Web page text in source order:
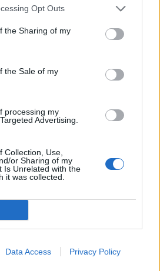
Opt Outs
the Sharing of my
the Sale of my
processing my
Advertising.
Collection, Use,
or Sharing of my
Is Unrelated with the
it was collected.
Data Access Privacy Policy
il vantaggio, lasciando
uno sterile possesso.
campo della Juventus è
. Per lunghi tratti del match
la sensazione di poter
avversario a proprio
che fa piuttosto scalpore
pochi mesi fa, il Napoli
la vittoria dello
è arrivata però la doccia
telecamere il dirigente
ha praticamente
alla causa juventina